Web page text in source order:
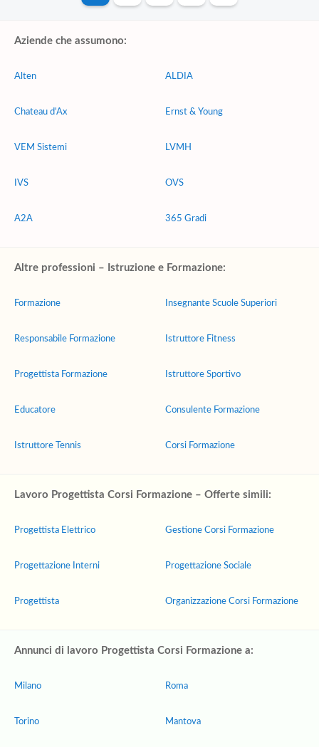
Aziende che assumono:
Alten
Chateau d'Ax
VEM Sistemi
IVS
A2A
ALDIA
Ernst & Young
LVMH
OVS
365 Gradi
Altre professioni – Istruzione e Formazione:
Formazione
Responsabile Formazione
Progettista Formazione
Educatore
Istruttore Tennis
Insegnante Scuole Superiori
Istruttore Fitness
Istruttore Sportivo
Consulente Formazione
Corsi Formazione
Lavoro Progettista Corsi Formazione – Offerte simili:
Progettista Elettrico
Progettazione Interni
Progettista
Gestione Corsi Formazione
Progettazione Sociale
Organizzazione Corsi Formazione
Annunci di lavoro Progettista Corsi Formazione a:
Milano
Torino
Roma
Mantova